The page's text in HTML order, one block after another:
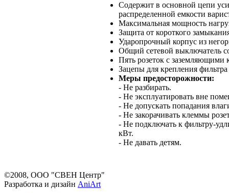
Содержит в основной цепи
распределенной емкости
Максимальная мощность
Защита от короткого
Ударопрочный корпус из
Общий сетевой выключатель
Пять розеток с заземляющими
Зацепы для крепления фильтра
Меры предосторожности:
- Не разбирать.
- Не эксплуатировать вне
- Не допускать попадания
- Не закорачивать клеммы
- Не подключать к фильтру-
кВт.
- Не давать детям.
©2008, ООО "СВЕН Центр"
Разработка и дизайн AniArt